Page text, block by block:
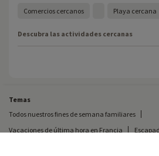
Comercios cercanos Playa cercana
Descubra las actividades cercanas
Temas
Todos nuestros fines de semana familiares
Vacaciones de última hora en Francia